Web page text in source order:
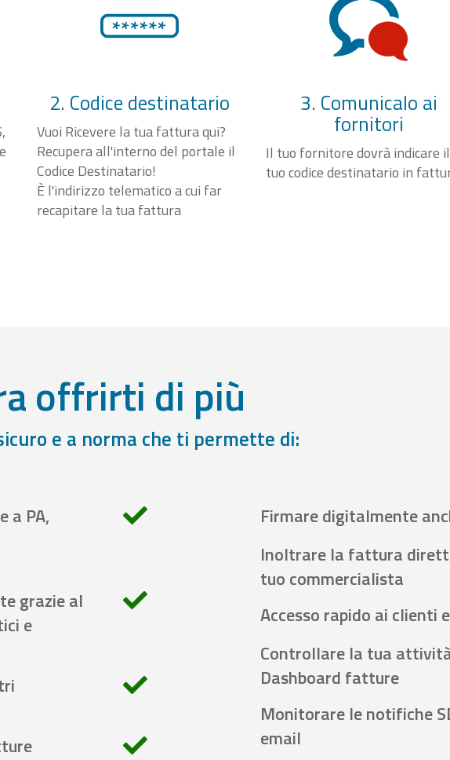
2. Codice destinatario
Vuoi Ricevere la tua fattura qui?
Recupera all'interno del portale il
Codice Destinatario!
È l'indirizzo telematico a cui far
recapitare la tua fattura
3. Comunicalo ai
fornitori
Il tuo fornitore dovrà indicare il
tuo codice destinatario in
offrirti di più
e a norma che ti permette di:
a PA,
grazie al
e
Firmare digitalmente
Inoltrare la fattura
tuo commercialista
Accesso rapido ai clienti
Controllare la tua
Dashboard fatture
Monitorare le notifiche
email